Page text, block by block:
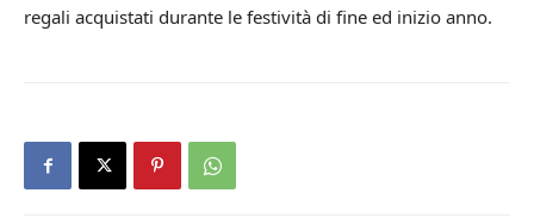
regali acquistati durante le festività di fine ed inizio anno.